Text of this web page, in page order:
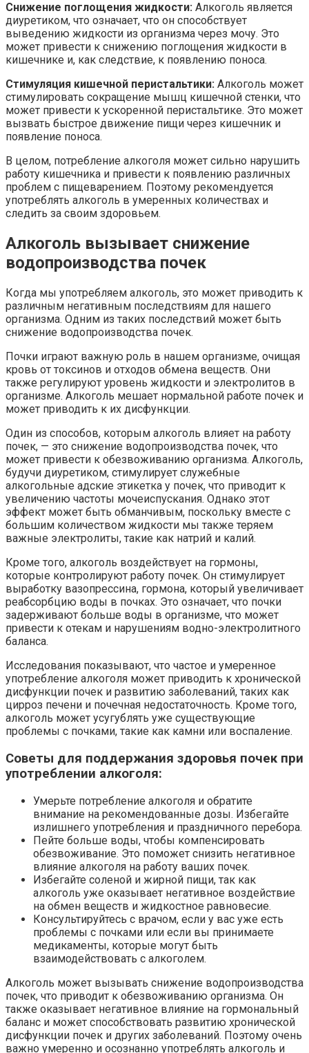
Снижение поглощения жидкости: Алкоголь является
диуретиком, что означает, что он способствует
выведению жидкости из организма через мочу. Это
может привести к снижению поглощения жидкости в
кишечнике и, как следствие, к появлению поноса.
Стимуляция кишечной перистальтики: Алкоголь может
стимулировать сокращение мышц кишечной стенки, что
может привести к ускоренной перистальтике. Это может
вызвать быстрое движение пищи через кишечник и
появление поноса.
В целом, потребление алкоголя может сильно нарушить
работу кишечника и привести к появлению различных
проблем с пищеварением. Поэтому рекомендуется
употреблять алкоголь в умеренных количествах и
следить за своим здоровьем.
Алкоголь вызывает снижение
водопроизводства почек
Когда мы употребляем алкоголь, это может приводить к
различным негативным последствиям для нашего
организма. Одним из таких последствий может быть
снижение водопроизводства почек.
Почки играют важную роль в нашем организме, очищая
кровь от токсинов и отходов обмена веществ. Они
также регулируют уровень жидкости и электролитов в
организме. Алкоголь мешает нормальной работе почек и
может приводить к их дисфункции.
Один из способов, которым алкоголь влияет на работу
почек, — это снижение водопроизводства почек, что
может привести к обезвоживанию организма. Алкоголь,
будучи диуретиком, стимулирует служебные
алкогольные адские этикетка у почек, что приводит к
увеличению частоты мочеиспускания. Однако этот
эффект может быть обманчивым, поскольку вместе с
большим количеством жидкости мы также теряем
важные электролиты, такие как натрий и калий.
Кроме того, алкоголь воздействует на гормоны,
которые контролируют работу почек. Он стимулирует
выработку вазопрессина, гормона, который увеличивает
реабсорбцию воды в почках. Это означает, что почки
задерживают больше воды в организме, что может
привести к отекам и нарушениям водно-электролитного
баланса.
Исследования показывают, что частое и умеренное
употребление алкоголя может приводить к хронической
дисфункции почек и развитию заболеваний, таких как
цирроз печени и почечная недостаточность. Кроме того,
алкоголь может усугублять уже существующие
проблемы с почками, такие как камни или воспаление.
Советы для поддержания здоровья почек при
употреблении алкоголя:
Умерьте потребление алкоголя и обратите
внимание на рекомендованные дозы. Избегайте
излишнего употребления и праздничного перебора.
Пейте больше воды, чтобы компенсировать
обезвоживание. Это поможет снизить негативное
влияние алкоголя на работу ваших почек.
Избегайте соленой и жирной пищи, так как
алкоголь уже оказывает негативное воздействие
на обмен веществ и жидкостное равновесие.
Консультируйтесь с врачом, если у вас уже есть
проблемы с почками или если вы принимаете
медикаменты, которые могут быть
взаимодействовать с алкоголем.
Алкоголь может вызывать снижение водопроизводства
почек, что приводит к обезвоживанию организма. Он
также оказывает негативное влияние на гормональный
баланс и может способствовать развитию хронической
дисфункции почек и других заболеваний. Поэтому очень
важно умеренно и осознанно употреблять алкоголь и